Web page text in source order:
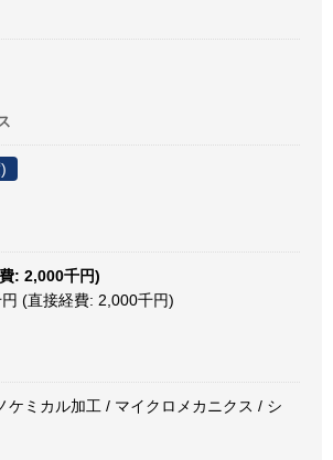
: 2,000千円)
(直接経費: 2,000千円)
ケミカル加工 / マイクロメカニクス / シ